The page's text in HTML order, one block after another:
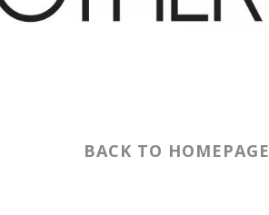
BACK TO HOMEPAGE